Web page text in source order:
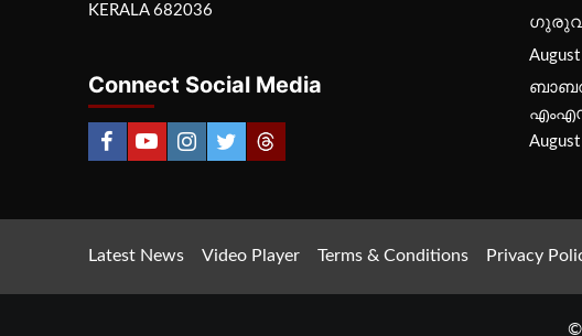
KERALA 682036
Connect Social Media
Latest News Video Player Terms & Conditions Privacy
©